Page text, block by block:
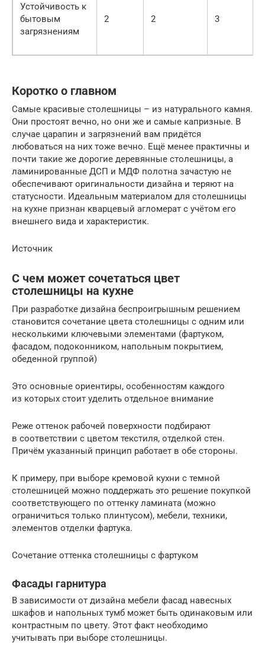
Устойчивость к
бытовым
загрязнениям
2 2 3
Коротко о главном
Самые красивые столешницы – из натурального камня.
Они простоят вечно, но они же и самые капризные. В
случае царапин и загрязнений вам придётся
любоваться на них тоже вечно. Ещё менее практичны и
почти такие же дорогие деревянные столешницы, а
ламинированные ДСП и МДФ полотна зачастую не
обеспечивают оригинальности дизайна и теряют на
статусности. Идеальным материалом для столешницы
на кухне признан кварцевый агломерат с учётом его
внешнего вида и характеристик.
Источник
С чем может сочетаться цвет
столешницы на кухне
При разработке дизайна беспроигрышным решением
становится сочетание цвета столешницы с одним или
несколькими ключевыми элементами (фартуком,
фасадом, подоконником, напольным покрытием,
обеденной группой)
Это основные ориентиры, особенностям каждого
из которых стоит уделить отдельное внимание
Реже оттенок рабочей поверхности подбирают
в соответствии с цветом текстиля, отделкой стен.
Причём указанный принцип работает в обе стороны.
К примеру, при выборе кремовой кухни с темной
столешницей можно поддержать это решение покупкой
соответствующего по оттенку ламината (можно
ограничиться только плинтусом), мебели, техники,
элементов отделки фартука.
Сочетание оттенка столешницы с фартуком
Фасады гарнитура
В зависимости от дизайна мебели фасад навесных
шкафов и напольных тумб может быть одинаковым или
контрастным по цвету. Этот факт необходимо
учитывать при выборе столешницы.